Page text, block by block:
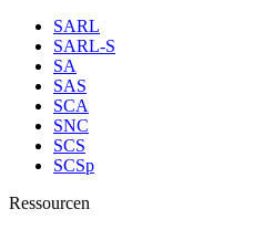
SARL
SARL-S
SA
SAS
SCA
SNC
SCS
SCSp
Ressourcen